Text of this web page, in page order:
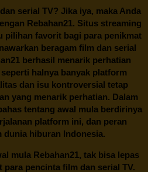
serial TV? Jika iya, maka Anda
Rebahan21. Situs streaming
pilihan favorit bagi para penikmat
beragam film dan serial
berhasil menarik perhatian
halnya banyak platform
dan isu kontroversial tetap
yang menarik perhatian. Dalam
tentang awal mula berdirinya
platform ini, dan peran
dunia hiburan Indonesia.
mula Rebahan21, tak bisa lepas
para pencinta film dan serial TV.